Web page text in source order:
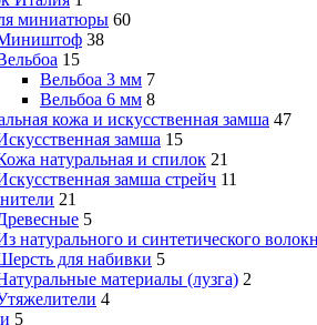
миниатюры 60
38
15
Вельбоа 3 мм 7
Вельбоа 6 мм 8
кожа и искусственная замша 47
замша 15
натуральная и спилок 21
замша стрейч 11
21
5
натурального и синтетического
для набивки 5
материалы (лузга) 2
4
5